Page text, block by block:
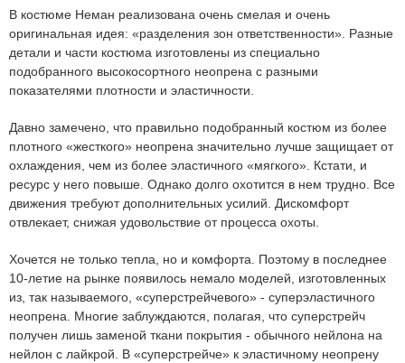
В костюме Неман реализована очень смелая и очень
оригинальная идея: «разделения зон ответственности». Разные
детали и части костюма изготовлены из специально
подобранного высокосортного неопрена с разными
показателями плотности и эластичности.
Давно замечено, что правильно подобранный костюм из более
плотного «жесткого» неопрена значительно лучше защищает от
охлаждения, чем из более эластичного «мягкого». Кстати, и
ресурс у него повыше. Однако долго охотится в нем трудно. Все
движения требуют дополнительных усилий. Дискомфорт
отвлекает, снижая удовольствие от процесса охоты.
Хочется не только тепла, но и комфорта. Поэтому в последнее
10-летие на рынке появилось немало моделей, изготовленных
из, так называемого, «суперстрейчевого» - суперэластичного
неопрена. Многие заблуждаются, полагая, что суперстрейч
получен лишь заменой ткани покрытия - обычного нейлона на
нейлон с лайкрой. В «суперстрейче» к эластичному неопрену